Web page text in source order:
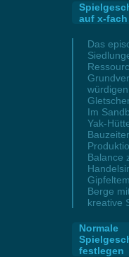
auf x-fach
Das
Im
Yak-
Balance
Berge
kreative
Normale
festlegen